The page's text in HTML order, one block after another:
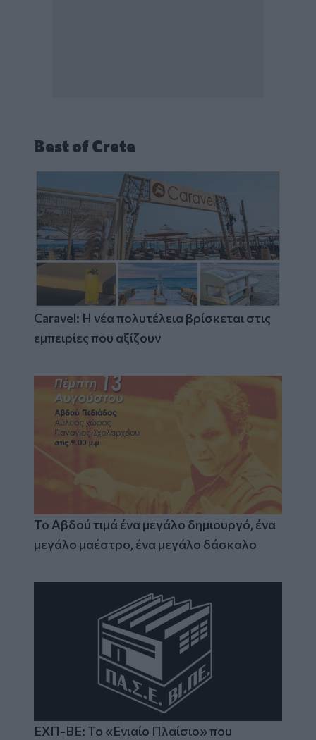
Best of Crete
Caravel: Η νέα πολυτέλεια βρίσκεται στις
εμπειρίες που αξίζουν
Το Αβδού τιμά ένα μεγάλο δημιουργό, ένα
μεγάλο μαέστρο, ένα μεγάλο δάσκαλο
ΕΧΠ-ΒΕ: Το «Ενιαίο Πλαίσιο» που